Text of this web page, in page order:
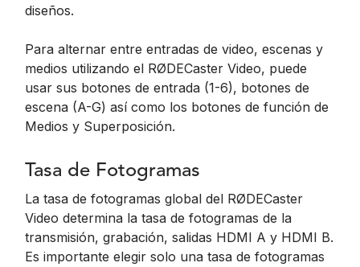
diseños.
Para alternar entre entradas de video, escenas y
medios utilizando el RØDECaster Video, puede
usar sus botones de entrada (1-6), botones de
escena (A-G) así como los botones de función de
Medios y Superposición.
Tasa de Fotogramas
La tasa de fotogramas global del RØDECaster
Video determina la tasa de fotogramas de la
transmisión, grabación, salidas HDMI A y HDMI B.
Es importante elegir solo una tasa de fotogramas